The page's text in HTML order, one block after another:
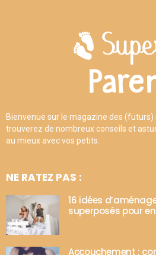
Bienvenue sur le magazine des (futurs)
trouverez de nombreux conseils et
au mieux avec vos petits.
NE RATEZ PAS :
16 idées
superposés pour
Accouchement :